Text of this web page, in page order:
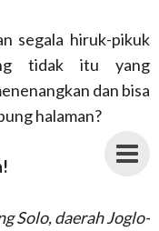
segala hiruk-pikuk
tidak itu yang
dan bisa
halaman?
Solo, daerah Joglo-